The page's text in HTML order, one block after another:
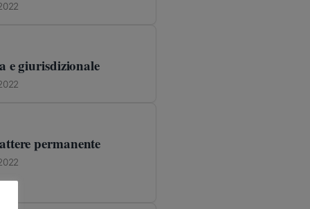
e giurisdizionale
permanente